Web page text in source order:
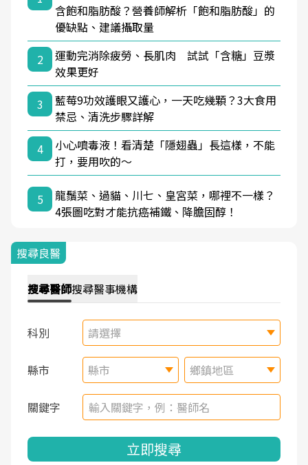
含飽和脂肪酸？營養師解析「飽和脂肪酸」的
優缺點、建議攝取量
2
運動完消除疲勞、長肌肉 試試「含糖」豆漿
效果更好
3
藍莓9功效護眼又護心，一天吃幾顆？3大食用
禁忌、清洗步驟詳解
4
小心噴毒液！看清楚「隱翅蟲」長這樣，不能
打，要用吹的～
5
龍鬚菜、過貓、川七、皇宮菜，哪裡不一樣？
4張圖吃對才能抗癌補鐵、降膽固醇！
搜尋良醫
搜尋醫師搜尋醫事機構
科別 請選擇
縣市 縣市 鄉鎮地區
關鍵字
立即搜尋